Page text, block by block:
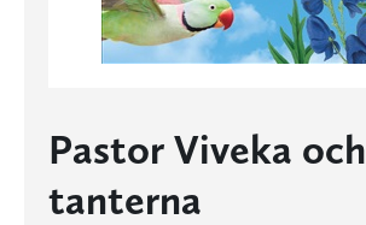
Pastor Viveka och
tanterna